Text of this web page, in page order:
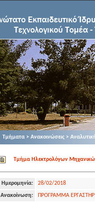
Τμήματα > Ανακοινώσεις >
Τμήμα Ηλεκτρολόγων Μηχανικών
Ημερομηνία: 28/02/2018
Ανακοίνωση: ΠΡΟΓΡΑΜΜΑ